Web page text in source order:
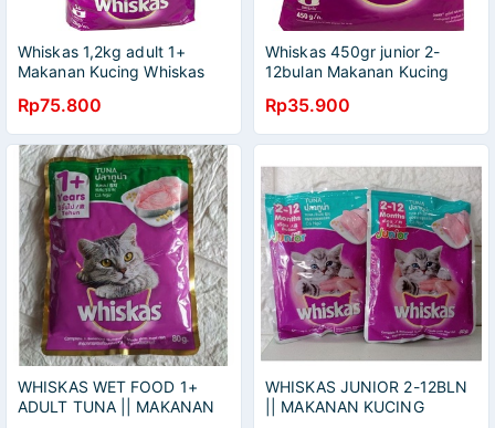
Whiskas 1,2kg adult 1+
Makanan Kucing Whiskas
Kucing Dewasa
Rp75.800
Whiskas 450gr junior 2-
12bulan Makanan Kucing
Ikan
Rp35.900
WHISKAS WET FOOD 1+
ADULT TUNA || MAKANAN
WHISKAS JUNIOR 2-12BLN
|| MAKANAN KUCING